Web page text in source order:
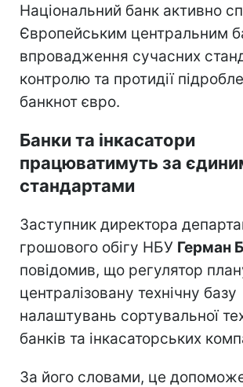
Національний банк активно
Європейським центральним
впровадження сучасних
контролю та протидії
банкнот євро.
Банки та інкасатори
працюватимуть за
стандартами
Заступник директора
грошового обігу НБУ Герман
повідомив, що регулятор
централізовану технічну базу
налаштувань сортувальної
банків та інкасаторських
За його словами, це